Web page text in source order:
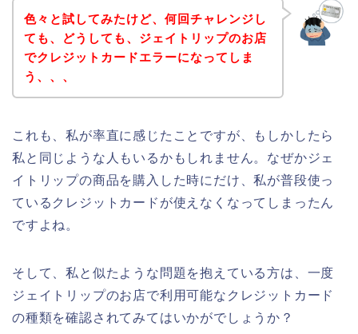
色々と試してみたけど、何回チャレンジし
ても、どうしても、ジェイトリップのお店
でクレジットカードエラーになってしま
う、、、
これも、私が率直に感じたことですが、もしかしたら
私と同じような人もいるかもしれません。なぜかジェ
イトリップの商品を購入した時にだけ、私が普段使っ
ているクレジットカードが使えなくなってしまったん
ですよね。
そして、私と似たような問題を抱えている方は、一度
ジェイトリップのお店で利用可能なクレジットカード
の種類を確認されてみてはいかがでしょうか？